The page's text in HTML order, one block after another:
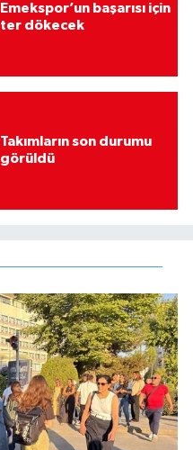
Emekspor’un başarısı için
ter dökecek
Takımların son durumu
görüldü